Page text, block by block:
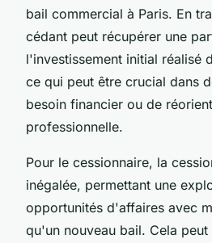
bail commercial à Paris. En
cédant peut récupérer une
l'investissement initial réalisé
ce qui peut être crucial dans
besoin financier ou de
professionnelle.
Pour le cessionnaire, la
inégalée, permettant une
opportunités d'affaires avec
qu'un nouveau bail. Cela peut